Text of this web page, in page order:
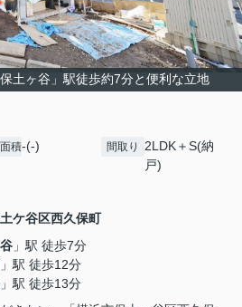
土ヶ谷」駅徒歩約7分と便利な立地
積-(-) 間取り
2LDK＋S(納
戸)
ケ谷区西久保町
」駅 徒歩7分
」駅 徒歩12分
」駅 徒歩13分